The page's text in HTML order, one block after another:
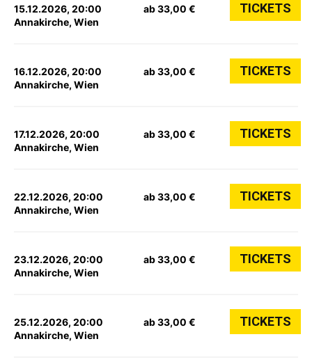
15.12.2026, 20:00
Annakirche, Wien
ab 33,00 € TICKETS
16.12.2026, 20:00
Annakirche, Wien
ab 33,00 € TICKETS
17.12.2026, 20:00
Annakirche, Wien
ab 33,00 € TICKETS
22.12.2026, 20:00
Annakirche, Wien
ab 33,00 € TICKETS
23.12.2026, 20:00
Annakirche, Wien
ab 33,00 € TICKETS
25.12.2026, 20:00
Annakirche, Wien
ab 33,00 € TICKETS